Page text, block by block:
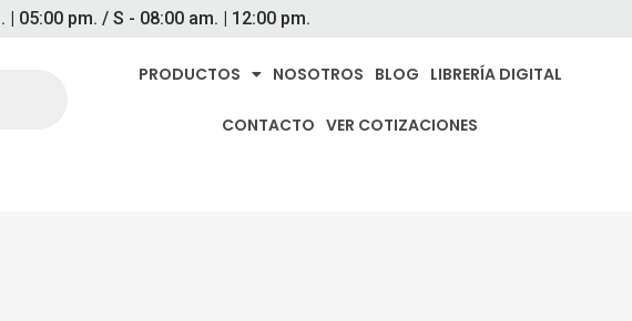
| 05:00 pm. / S - 08:00 am. | 12:00 pm.
PRODUCTOS NOSOTROS BLOG LIBRERÍA DIGITAL
CONTACTO VER COTIZACIONES